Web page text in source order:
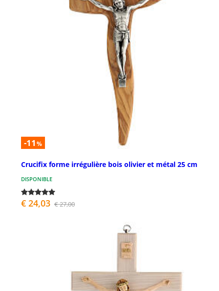
-11 %
Crucifix forme irrégulière bois olivier et métal 25 cm
DISPONIBLE
€ 24,03 € 27,00